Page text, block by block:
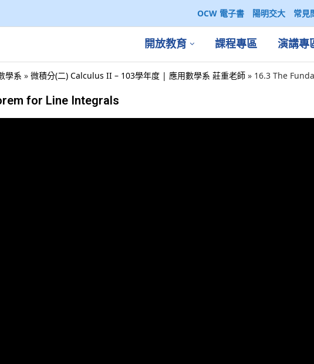
OCW 電子書 陽明交大 常見
開放教育 課程專區 演講專
學系 » 微積分(二) Calculus II – 103學年度 | 應用數學系 莊重老師 » 16.3 The
for Line Integrals